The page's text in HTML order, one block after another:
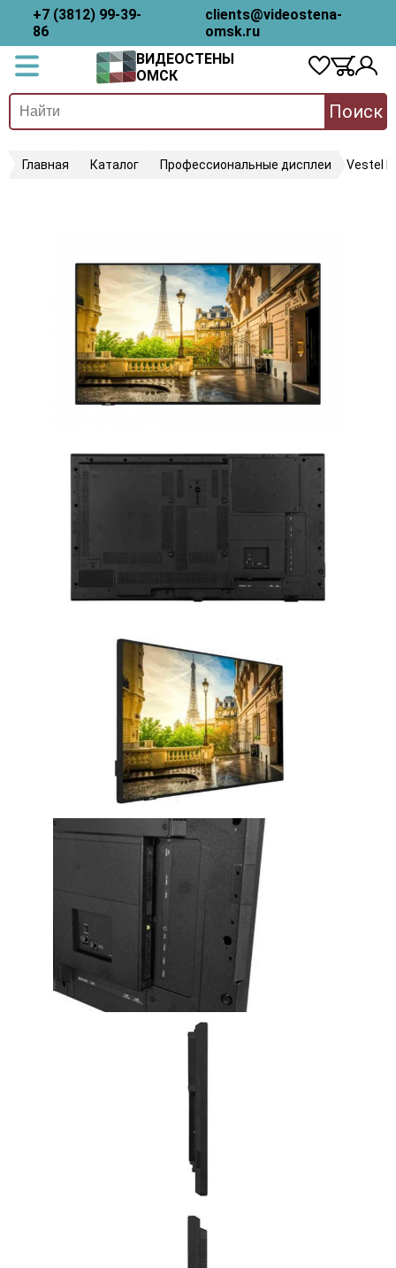
+7 (3812) 99-39-
86
clients@videostena-
omsk.ru
ВИДЕОСТЕНЫ
ОМСК
Поиск
Главная Каталог Профессиональные дисплеи Vestel